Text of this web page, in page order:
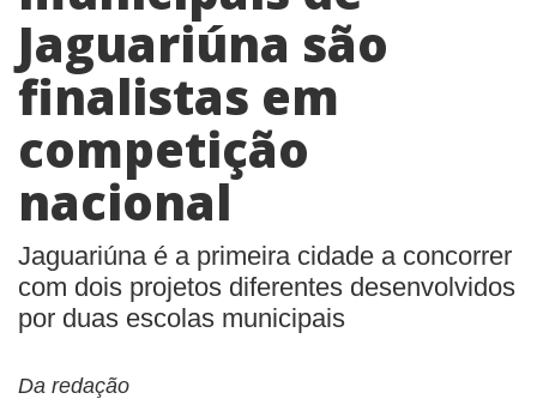
ANUNCIE
Jaguariúna são
finalistas em
competição
nacional
Jaguariúna é a primeira cidade a concorrer
com dois projetos diferentes desenvolvidos
por duas escolas municipais
Da redação